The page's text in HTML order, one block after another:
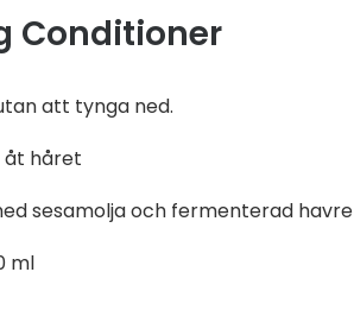
Conditioner
att tynga ned.
åt håret
sesamolja och fermenterad havre
ml